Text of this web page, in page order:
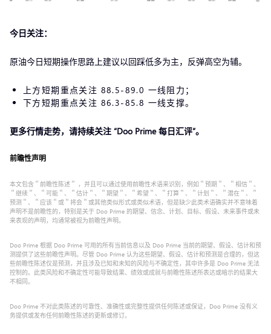
今日关注：
原油今日短期操作思路上建议以回踩低多为主，反弹高空为辅。
上方短期重点关注 88.5-89.0 一线阻力；
下方短期重点关注 86.3-85.8 一线支撑。
更多行情走势，请持续关注 “Doo Prime 每日汇评”。
前瞻性声明
本文包含＂前瞻性陈述＂ ，并且可以通过使用前瞻性术语来识别，例如＂预期＂、＂相信＂、
＂继续＂、＂可能＂、＂估计＂、＂期望＂、＂希望＂、＂打算＂、＂计划＂、＂潜在＂、＂
预测＂、＂应该＂或＂将会＂或其他类似形式或类似术语，但是缺少此类术语确实并不意味着
声明不是前瞻性的，特别是关于 Doo Prime 的期望、信念、计划、目标、假设、未来事件或未
来表现的声明，均通常被视为前瞻性声明。
Doo Prime 根据 Doo Prime 可用的所有当前信息以及 Doo Prime 当前的期望、假设、估计和预
测提供了这些前瞻性声明。尽管 Doo Prime 认为这些期望、假设、估计和预测是合理的，但这
些前瞻性陈述仅是预测，并且涉及已知和未知的风险与不确定性，其中许多是 Doo Prime 无法
控制的。此类风险和不确定性可能导致结果、绩效或成就与前瞻性陈述所表达或暗示的结果大
不相同。
Doo Prime 不对此类陈述的可靠性、准确性或完整性提供任何陈述或保证，Doo Prime 没有义
务提供或发布任何前瞻性陈述的更新或修订。